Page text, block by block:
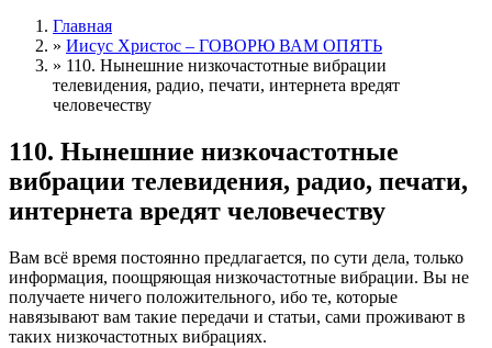
Главная
» Иисус Христос – ГОВОРЮ ВАМ ОПЯТЬ
» 110. Нынешние низкочастотные вибрации
телевидения, радио, печати, интернета вредят
человечеству
110. Нынешние низкочастотные
вибрации телевидения, радио, печати,
интернета вредят человечеству
Вам всё время постоянно предлагается, по сути дела, только
информация, поощряющая низкочастотные вибрации. Вы не
получаете ничего положительного, ибо те, которые
навязывают вам такие передачи и статьи, сами проживают в
таких низкочастотных вибрациях.